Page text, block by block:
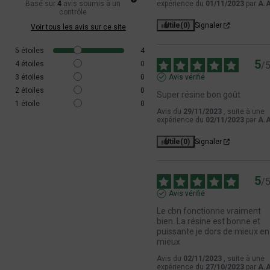
résine CBN :
En vaporisation à plus de 170 degrés.
minutes avec un corps gras (lait, huile...)
En cuisine, ajoutez-les dans vos recettes. Il faut juste
penser à décarboxyler la résine, pour en savoir plus,
jetez un petit coup d'œil à notre blog.
Quand faut-il consommer de la résine
Si vous vous demandez quel est le meilleur moment
pour consommer notre Résine CBN, sachez que vous
ses propriétés à n’importe quel moment de la journée.
Vous devez tenir compte de vos envies, de votre mode
de vie mais également de vos besoins afin de
déterminer le meilleur moment pour consommer des
Par exemple, si vous faites du sport le matin, vous
Basé sur 4 avis soumis à un
contrôle
Voir tous les avis sur ce site
5 étoiles
4
4 étoiles
0
3 étoiles
0
2 étoiles
0
1 étoile 0
expérience du 01/11/2023 par
Utile(0) Signaler
5/5
Avis vérifié
Super résine bon goût
Avis du 29/11/2023 , suite à une
expérience du 02/11/2023 par
Utile(0) Signaler
5/5
Avis vérifié
Le cbn fonctionne vraiment
bien. La résine est bonne et
puissante je dors de mieux en
mieux
Avis du 02/11/2023 , suite à une
expérience du 27/10/2023 par